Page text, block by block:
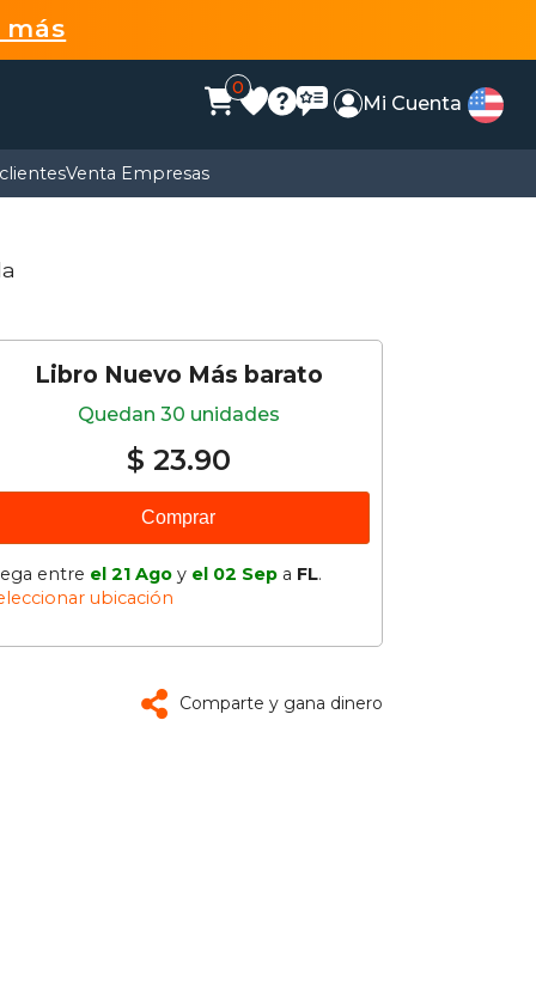
más
0
Mi Cuenta
Venta Empresas
Libro Nuevo Más barato
Quedan 30 unidades
$ 23.90
Comprar
entre el 21 Ago y el 02 Sep a FL.
ubicación
Comparte y gana dinero